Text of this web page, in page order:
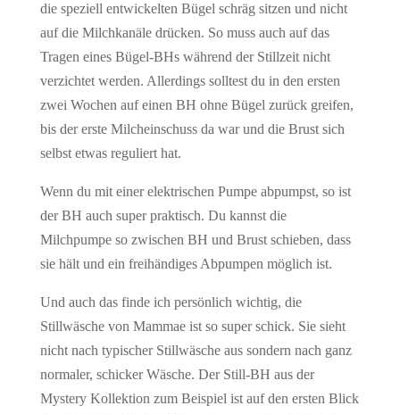
die speziell entwickelten Bügel schräg sitzen und nicht
auf die Milchkanäle drücken. So muss auch auf das
Tragen eines Bügel-BHs während der Stillzeit nicht
verzichtet werden. Allerdings solltest du in den ersten
zwei Wochen auf einen BH ohne Bügel zurück greifen,
bis der erste Milcheinschuss da war und die Brust sich
selbst etwas reguliert hat.
Wenn du mit einer elektrischen Pumpe abpumpst, so ist
der BH auch super praktisch. Du kannst die
Milchpumpe so zwischen BH und Brust schieben, dass
sie hält und ein freihändiges Abpumpen möglich ist.
Und auch das finde ich persönlich wichtig, die
Stillwäsche von Mammae ist so super schick. Sie sieht
nicht nach typischer Stillwäsche aus sondern nach ganz
normaler, schicker Wäsche. Der Still-BH aus der
Mystery Kollektion zum Beispiel ist auf den ersten Blick